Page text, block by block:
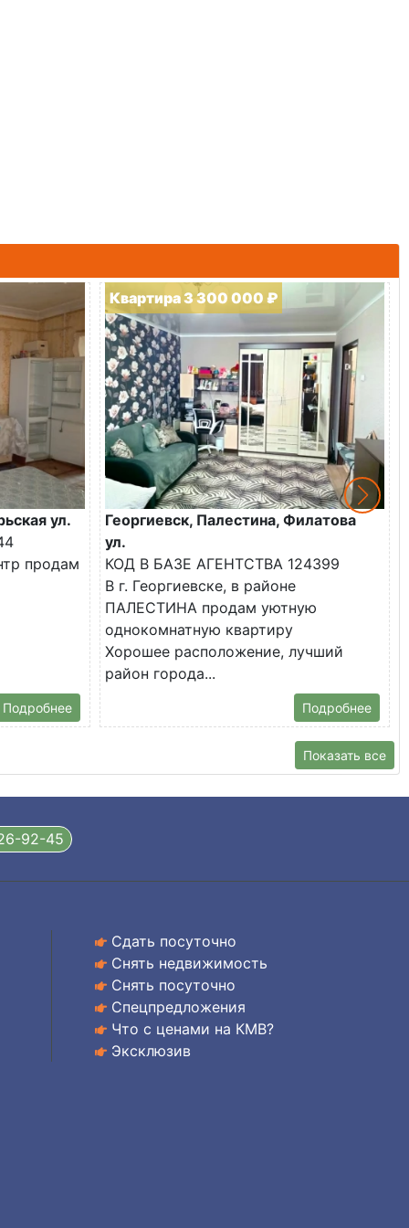
ул.
продам
Подробнее
Квартира 3 300 000 ₽
Георгиевск, Палестина, Филатова
ул.
КОД В БАЗЕ АГЕНТСТВА 124399
В г. Георгиевске, в районе
ПАЛЕСТИНА продам уютную
однокомнатную квартиру
Хорошее расположение, лучший
район города...
Подробнее
Показать все
92-45
Сдать посуточно
Снять недвижимость
Снять посуточно
Спецпредложения
Что с ценами на КМВ?
Эксклюзив